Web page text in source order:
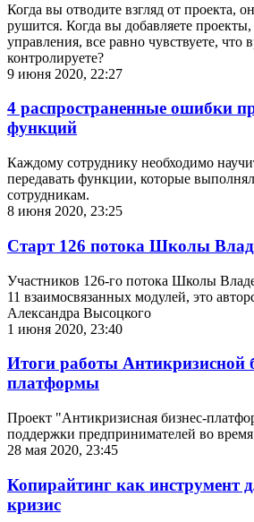
Когда вы отводите взгляд от проекта,
рушится. Когда вы добавляете
управления, все равно чувствуете, что
контролируете?
9 июня 2020, 22:27
4 распространенные ошибки
функций
Каждому сотруднику необходимо
передавать функции, которые
сотрудникам.
8 июня 2020, 23:25
Старт 126 потока Школы
Участников 126-го потока Школы
11 взаимосвязанных модулей, это
Александра Высоцкого
1 июня 2020, 23:40
Итоги работы Антикризисной
платформы
Проект "Антикризисная бизнес-
поддержки предпринимателей во
28 мая 2020, 23:45
Копирайтинг как инструмент
кризис